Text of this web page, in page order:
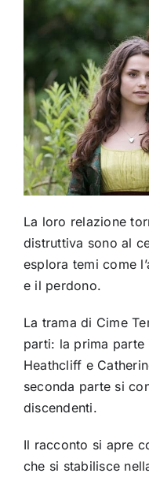
La loro relazione
distruttiva sono al
esplora temi come
e il perdono.
La trama di Cime
parti: la prima
Heathcliff e
seconda parte si
discendenti.
Il racconto si apre
che si stabilisce